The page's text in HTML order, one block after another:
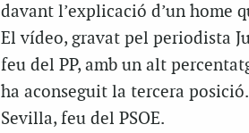
davant l’explicació d’un home
El vídeo, gravat pel periodista
feu del PP, amb un alt
ha aconseguit la tercera
Sevilla, feu del PSOE.